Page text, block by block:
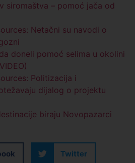
siromaštva – pomoć jača od
Netačni su navodi o
doneli pomoć selima u okolini
Politizacija i
dijalog o projektu
biraju Novopazarci
Twitter